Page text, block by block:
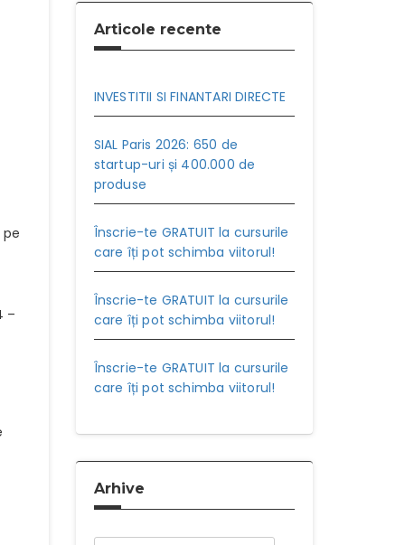
pe
–
Articole recente
INVESTITII SI FINANTARI DIRECTE
SIAL Paris 2026: 650 de
startup-uri și 400.000 de
produse
Înscrie-te GRATUIT la cursurile
care îți pot schimba viitorul!
Înscrie-te GRATUIT la cursurile
care îți pot schimba viitorul!
Înscrie-te GRATUIT la cursurile
care îți pot schimba viitorul!
Arhive